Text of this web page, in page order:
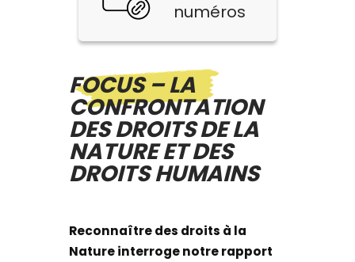
numéros
FOCUS – LA
CONFRONTATION
DES DROITS DE LA
NATURE ET DES
DROITS HUMAINS
Reconnaître des droits à la
Nature interroge notre rapport